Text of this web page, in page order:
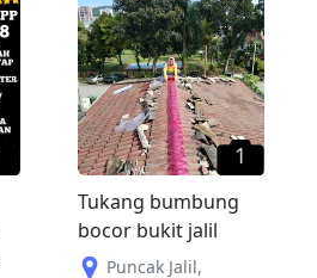
1
Tukang bumbung
bocor bukit jalil
Puncak Jalil,